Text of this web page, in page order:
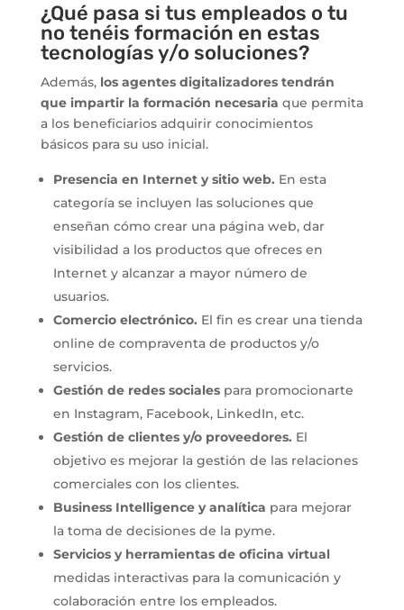
¿Qué pasa si tus empleados o tu
no tenéis formación en estas
tecnologías y/o soluciones?
Además, los agentes digitalizadores tendrán
que impartir la formación necesaria que permita
a los beneficiarios adquirir conocimientos
básicos para su uso inicial.
Presencia en Internet y sitio web. En esta
categoría se incluyen las soluciones que
enseñan cómo crear una página web, dar
visibilidad a los productos que ofreces en
Internet y alcanzar a mayor número de
usuarios.
Comercio electrónico. El fin es crear una tienda
online de compraventa de productos y/o
servicios.
Gestión de redes sociales para promocionarte
en Instagram, Facebook, LinkedIn, etc.
Gestión de clientes y/o proveedores. El
objetivo es mejorar la gestión de las relaciones
comerciales con los clientes.
Business Intelligence y analítica para mejorar
la toma de decisiones de la pyme.
Servicios y herramientas de oficina virtual
medidas interactivas para la comunicación y
colaboración entre los empleados.